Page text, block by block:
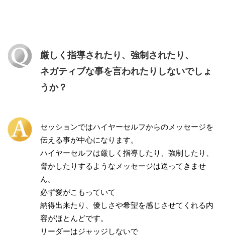
厳しく指導されたり、強制されたり、
ネガティブな事を言われたりしないでしょ
うか？
セッションではハイヤーセルフからのメッセージを
伝える事が中心になります。
ハイヤーセルフは厳しく指導したり、強制したり、
脅かしたりするようなメッセージは送ってきませ
ん。
必ず愛がこもっていて
納得出来たり、優しさや希望を感じさせてくれる内
容がほとんどです。
リーダーはジャッジしないで